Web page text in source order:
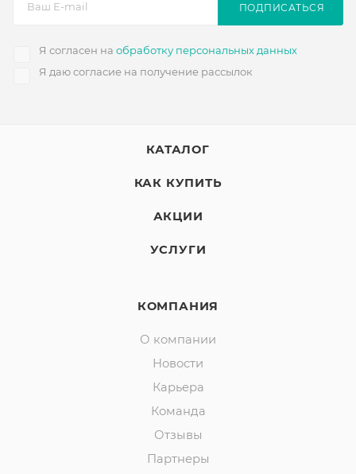
Я согласен на обработку персональных данных
Я даю согласие на получение рассылок
ПОДПИСАТЬСЯ
КАТАЛОГ
КАК КУПИТЬ
АКЦИИ
УСЛУГИ
КОМПАНИЯ
О компании
Новости
Карьера
Команда
Отзывы
Партнеры